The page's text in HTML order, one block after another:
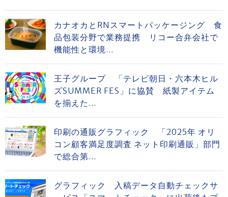
カナオカとRNスマートパッケージング 食
品包装分野で業務提携 リコー合弁会社で
機能性と環境...
王子グループ 「テレビ朝日・六本木ヒル
ズSUMMER FES」に協賛 紙製アイテム
を揃えた...
印刷の通販グラフィック 「2025年 オリ
コン顧客満足度調査 ネット印刷通販」部門
で総合第...
グラフィック 入稿データ自動チェックサ